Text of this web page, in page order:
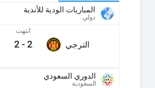
المباريات الودية للأندية
دولي
الترجي
انتهت
2
-
2
الدوري السعودي
السعودية